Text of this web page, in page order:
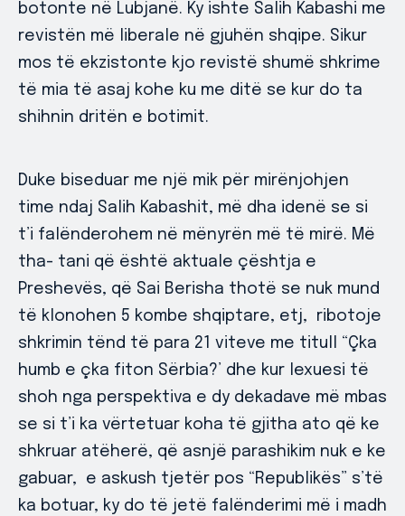
botonte në Lubjanë. Ky ishte Salih Kabashi me
revistën më liberale në gjuhën shqipe. Sikur
mos të ekzistonte kjo revistë shumë shkrime
të mia të asaj kohe ku me ditë se kur do ta
shihnin dritën e botimit.
Duke biseduar me një mik për mirënjohjen
time ndaj Salih Kabashit, më dha idenë se si
t’i falënderohem në mënyrën më të mirë. Më
tha- tani që është aktuale çështja e
Preshevës, që Sai Berisha thotë se nuk mund
të klonohen 5 kombe shqiptare, etj, ribotoje
shkrimin tënd të para 21 viteve me titull “Çka
humb e çka fiton Sërbia?’ dhe kur lexuesi të
shoh nga perspektiva e dy dekadave më mbas
se si t’i ka vërtetuar koha të gjitha ato që ke
shkruar atëherë, që asnjë parashikim nuk e ke
gabuar, e askush tjetër pos “Republikës” s’të
ka botuar, ky do të jetë falënderimi më i madh